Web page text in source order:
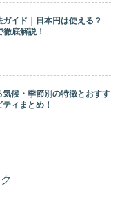
イド｜日本円は使える？
底解説！
候・季節別の特徴とおすす
ィまとめ！